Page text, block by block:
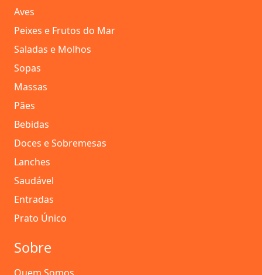
Aves
Peixes e Frutos do Mar
Saladas e Molhos
Sopas
Massas
Pães
Bebidas
Doces e Sobremesas
Lanches
Saudável
Entradas
Prato Único
Sobre